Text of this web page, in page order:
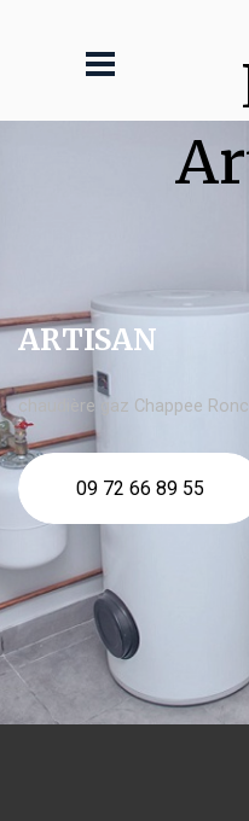
ARTISAN
chaudière gaz Chappee
09 72 66 89 55